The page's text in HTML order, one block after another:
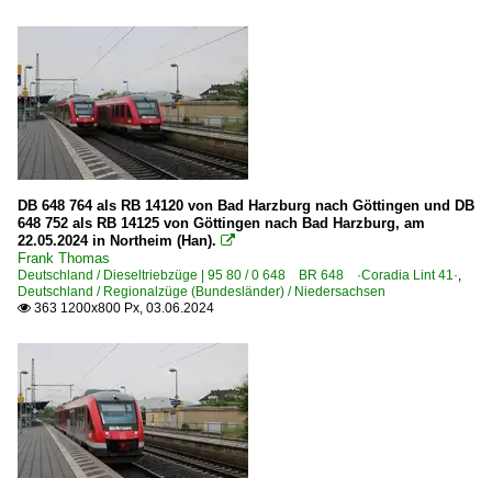
DB 648 764 als RB 14120 von Bad Harzburg nach Göttingen und DB
648 752 als RB 14125 von Göttingen nach Bad Harzburg, am
22.05.2024 in Northeim (Han). 
Frank Thomas
Deutschland / Dieseltriebzüge | 95 80 / 0 648 BR 648 ·Coradia Lint 41·,
Deutschland / Regionalzüge (Bundesländer) / Niedersachsen
 363 1200x800 Px, 03.06.2024